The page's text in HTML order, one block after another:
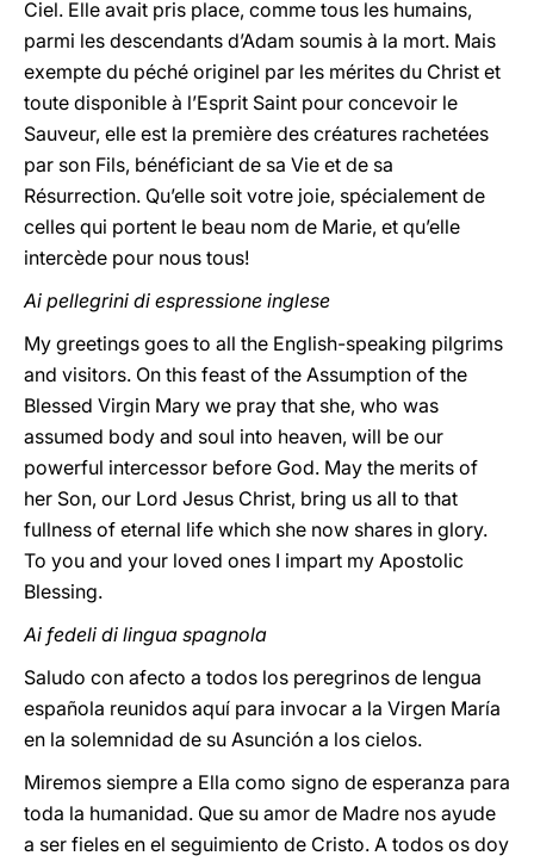
Ciel. Elle avait pris place, comme tous les humains,
parmi les descendants d’Adam soumis à la mort. Mais
exempte du péché originel par les mérites du Christ et
toute disponible à l’Esprit Saint pour concevoir le
Sauveur, elle est la première des créatures rachetées
par son Fils, bénéficiant de sa Vie et de sa
Résurrection. Qu’elle soit votre joie, spécialement de
celles qui portent le beau nom de Marie, et qu’elle
intercède pour nous tous!
Ai pellegrini di espressione inglese
My greetings goes to all the English-speaking pilgrims
and visitors. On this feast of the Assumption of the
Blessed Virgin Mary we pray that she, who was
assumed body and soul into heaven, will be our
powerful intercessor before God. May the merits of
her Son, our Lord Jesus Christ, bring us all to that
fullness of eternal life which she now shares in glory.
To you and your loved ones I impart my Apostolic
Blessing.
Ai fedeli di lingua spagnola
Saludo con afecto a todos los peregrinos de lengua
española reunidos aquí para invocar a la Virgen María
en la solemnidad de su Asunción a los cielos.
Miremos siempre a Ella como signo de esperanza para
toda la humanidad. Que su amor de Madre nos ayude
a ser fieles en el seguimiento de Cristo. A todos os doy